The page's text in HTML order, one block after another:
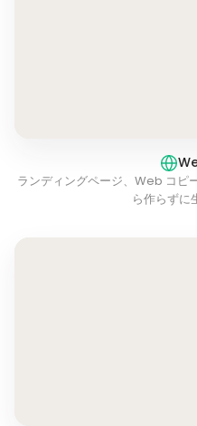
ランディングページ、Web コピ
ら作らずに